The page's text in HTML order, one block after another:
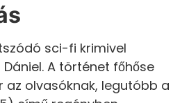
sci-fi krimivel
A történet főhőse
az olvasóknak, legutóbb a